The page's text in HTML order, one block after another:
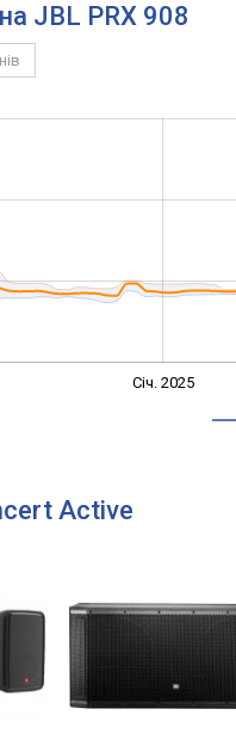
JBL PRX 908
Січ. 2025
Active